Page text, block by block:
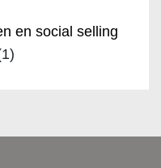
en social selling